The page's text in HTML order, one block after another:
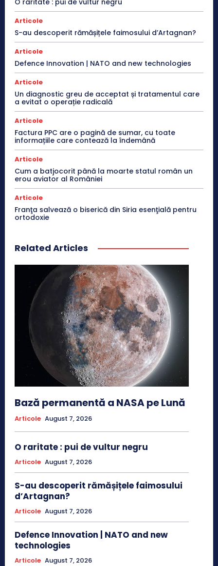
Articole
S-au descoperit rămășițele faimosului d’Artagnan?
Articole
Defence Innovation | NATO and new technologies
Articole
Un diagnostic greu de acceptat și tratamentul care
a evitat o operație radicală
Articole
Factura PPC are o pagină de sumar, cu toate
informațiile care contează la îndemână
Articole
Cum a batjocorit până la moarte statul român un
erou aviator al României
Articole
Franţa salvează o biserică din Siria esenţială pentru
ortodoxie
Related Articles
Bază permanentă a NASA pe Lună
Articole August 7, 2026
O raritate : pui de vultur negru
Articole August 7, 2026
S-au descoperit rămășițele faimosului
d’Artagnan?
Articole August 7, 2026
Defence Innovation | NATO and new
technologies
Articole August 7, 2026